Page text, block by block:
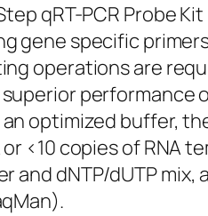
qRT-PCR Probe
gene specific
operations are
performance
optimized buffer,
<10 copies of RNA
and dNTP/dUTP